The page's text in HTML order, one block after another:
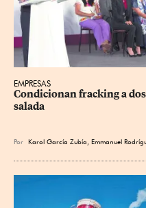
EMPRESAS
Condicionan fracking a
salada
Por Karol García Zubía Emmanuel